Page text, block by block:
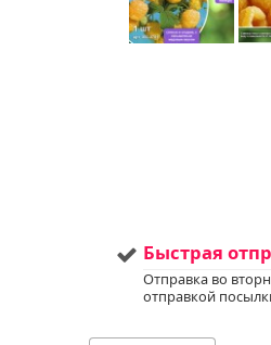
Быстрая
Отправка во
отправкой